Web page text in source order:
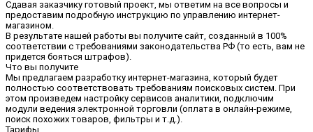
Сдавая заказчику готовый проект, мы ответим на все вопросы и
предоставим подробную инструкцию по управлению интернет-
магазином.
В результате нашей работы вы получите сайт, созданный в 100%
соответствии с требованиями законодательства РФ (то есть, вам не
придется бояться штрафов).
Что вы получите
Мы предлагаем разработку интернет-магазина, который будет
полностью соответствовать требованиям поисковых систем. При
этом произведем настройку сервисов аналитики, подключим
модули ведения электронной торговли (оплата в онлайн-режиме,
поиск похожих товаров, фильтры и т.д.).
Тарифы